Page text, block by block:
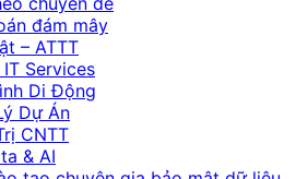
đám mây
– ATTT
IT Services
Di Động
Dự Án
CNTT
& AI